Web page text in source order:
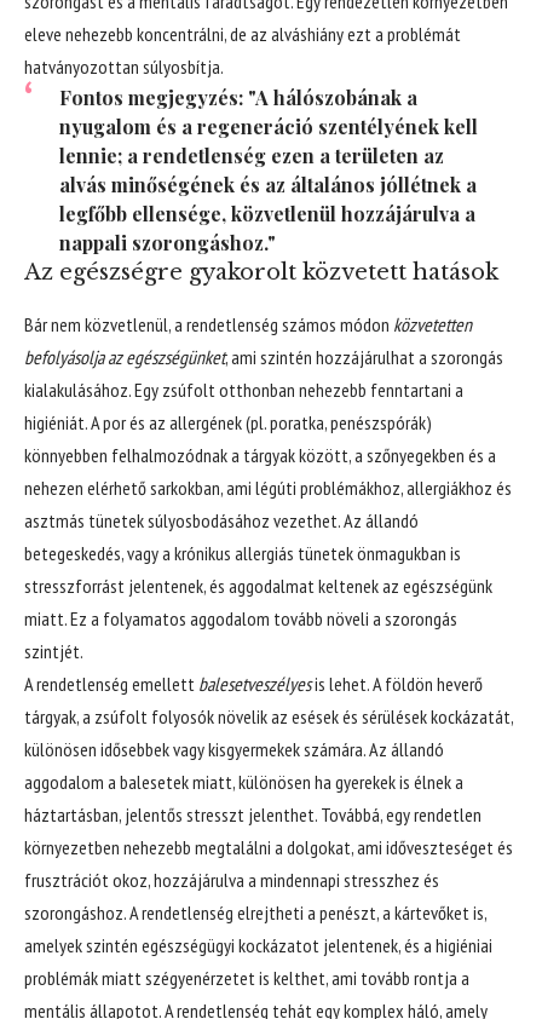
eleve nehezebb koncentrálni, de az alváshiány ezt a problémát
hatványozottan súlyosbítja.
Fontos megjegyzés: "A hálószobának a
nyugalom és a regeneráció szentélyének kell
lennie; a rendetlenség ezen a területen az
alvás minőségének és az általános jóllétnek a
legfőbb ellensége, közvetlenül hozzájárulva a
nappali szorongáshoz."
Az egészségre gyakorolt közvetett hatások
Bár nem közvetlenül, a rendetlenség számos módon közvetetten
befolyásolja az egészségünket, ami szintén hozzájárulhat a szorongás
kialakulásához. Egy zsúfolt otthonban nehezebb fenntartani a
higiéniát. A por és az allergének (pl. poratka, penészspórák)
könnyebben felhalmozódnak a tárgyak között, a szőnyegekben és a
nehezen elérhető sarkokban, ami légúti problémákhoz, allergiákhoz és
asztmás tünetek súlyosbodásához vezethet. Az állandó
betegeskedés, vagy a krónikus allergiás tünetek önmagukban is
stresszforrást jelentenek, és aggodalmat keltenek az egészségünk
miatt. Ez a folyamatos aggodalom tovább növeli a szorongás
szintjét.
A rendetlenség emellett balesetveszélyesis lehet. A földön heverő
tárgyak, a zsúfolt folyosók növelik az esések és sérülések kockázatát,
különösen idősebbek vagy kisgyermekek számára. Az állandó
aggodalom a balesetek miatt, különösen ha gyerekek is élnek a
háztartásban, jelentős stresszt jelenthet. Továbbá, egy rendetlen
környezetben nehezebb megtalálni a dolgokat, ami időveszteséget és
frusztrációt okoz, hozzájárulva a mindennapi stresszhez és
szorongáshoz. A rendetlenség elrejtheti a penészt, a kártevőket is,
amelyek szintén egészségügyi kockázatot jelentenek, és a higiéniai
problémák miatt szégyenérzetet is kelthet, ami tovább rontja a
mentális állapotot. A rendetlenség tehát egy komplex háló, amely